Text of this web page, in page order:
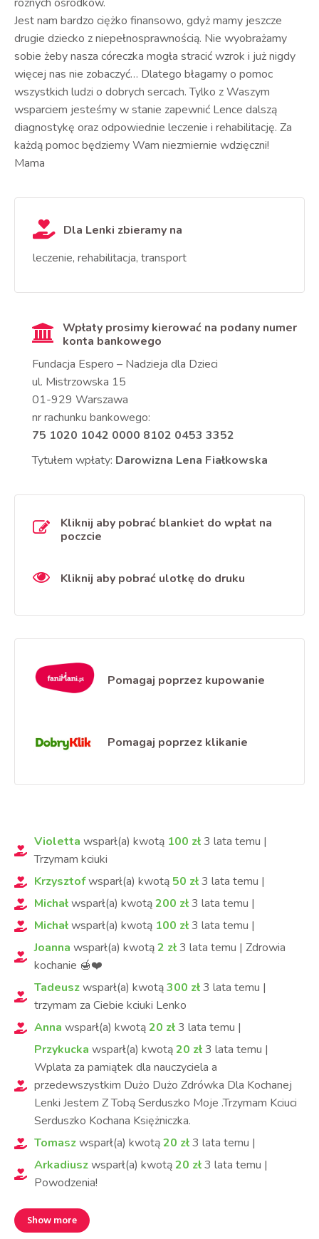
Jest nam bardzo ciężko finansowo, gdyż mamy jeszcze
drugie dziecko z niepełnosprawnością. Nie wyobrażamy
sobie żeby nasza córeczka mogła stracić wzrok i już nigdy
więcej nas nie zobaczyć… Dlatego błagamy o pomoc
wszystkich ludzi o dobrych sercach. Tylko z Waszym
wsparciem jesteśmy w stanie zapewnić Lence dalszą
diagnostykę oraz odpowiednie leczenie i rehabilitację. Za
każdą pomoc będziemy Wam niezmiernie wdzięczni!
Mama
Dla Lenki zbieramy na
leczenie, rehabilitacja, transport
Wpłaty prosimy kierować na podany numer
konta bankowego
Fundacja Espero – Nadzieja dla Dzieci
ul. Mistrzowska 15
01-929 Warszawa
nr rachunku bankowego:
75 1020 1042 0000 8102 0453 3352
Tytułem wpłaty: Darowizna Lena Fiałkowska
Kliknij aby pobrać blankiet do wpłat na
poczcie
Kliknij aby pobrać ulotkę do druku
Pomagaj poprzez kupowanie
Pomagaj poprzez klikanie
Violetta wsparł(a) kwotą 100 zł 3 lata temu |
Trzymam kciuki
Krzysztofwsparł(a) kwotą 50 zł 3 lata temu |
Michałwsparł(a) kwotą200 zł 3 lata temu |
Michałwsparł(a) kwotą 100 zł 3 lata temu |
Joanna wsparł(a) kwotą2 zł 3 lata temu | Zdrowia
kochanie 🍯❤️
Tadeuszwsparł(a) kwotą300 zł 3 lata temu |
trzymam za Ciebie kciuki Lenko
Anna wsparł(a) kwotą20 zł 3 lata temu |
Przykucka wsparł(a) kwotą20 zł 3 lata temu |
Wplata za pamiątek dla nauczyciela a
przedewszystkim Dużo Dużo Zdrówka Dla Kochanej
Lenki Jestem Z Tobą Serduszko Moje .Trzymam Kciuci
Serduszko Kochana Księżniczka.
Tomaszwsparł(a) kwotą20 zł 3 lata temu |
Arkadiuszwsparł(a) kwotą20 zł 3 lata temu |
Powodzenia!
Show more